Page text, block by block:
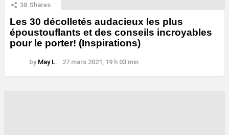
38 Shares
Les 30 décolletés audacieux les plus
époustouflants et des conseils incroyables
pour le porter! (Inspirations)
by May L. 27 mars 2021, 19 h 03 min